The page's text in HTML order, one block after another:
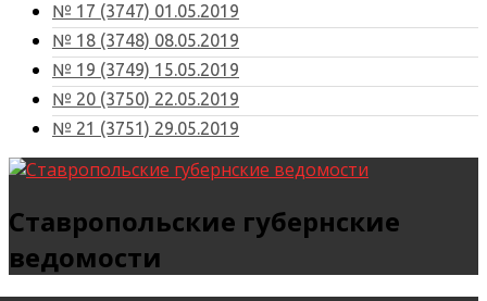
№ 17 (3747) 01.05.2019
№ 18 (3748) 08.05.2019
№ 19 (3749) 15.05.2019
№ 20 (3750) 22.05.2019
№ 21 (3751) 29.05.2019
Ставропольские губернские
ведомости